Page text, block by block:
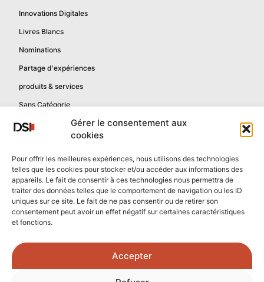
Gérer le consentement aux
cookies
Pour offrir les meilleures expériences, nous utilisons des technologies
telles que les cookies pour stocker et/ou accéder aux informations des
appareils. Le fait de consentir à ces technologies nous permettra de
traiter des données telles que le comportement de navigation ou les ID
uniques sur ce site. Le fait de ne pas consentir ou de retirer son
consentement peut avoir un effet négatif sur certaines caractéristiques
et fonctions.
Accepter
Innovations Digitales
Livres Blancs
Nominations
Partage d'expériences
produits & services
Sans Catégorie
Mentions légales
Politique de confidentialité
Contactez-nous
Confidentialité reCAPTCHA
Conditions reCAPTCHA